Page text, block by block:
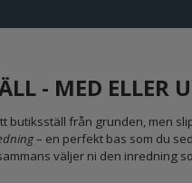
- MED ELLER
butiksställ från grunden, men
– en perfekt bas som du
väljer ni den inredning